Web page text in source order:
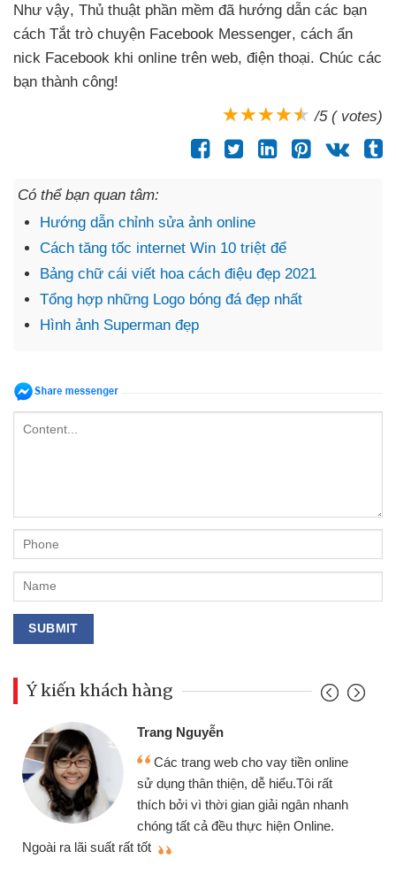
Như vậy, Thủ thuật phần mềm đã hướng dẫn các bạn
cách Tắt trò chuyện Facebook Messenger, cách ẩn
nick Facebook khi online trên web, điện thoại. Chúc các
bạn thành công!
/5 ( votes)
Có thể bạn quan tâm:
Hướng dẫn chỉnh sửa ảnh online
Cách tăng tốc internet Win 10 triệt để
Bảng chữ cái viết hoa cách điệu đẹp 2021
Tổng hợp những Logo bóng đá đẹp nhất
Hình ảnh Superman đẹp
Ý kiến khách hàng
Trang Nguyễn
Các trang web cho vay tiền online
sử dụng thân thiện, dễ hiểu.Tôi rất
thích bởi vì thời gian giải ngân nhanh
chóng tất cả đều thực hiện Online.
Ngoài ra lãi suất rất tốt